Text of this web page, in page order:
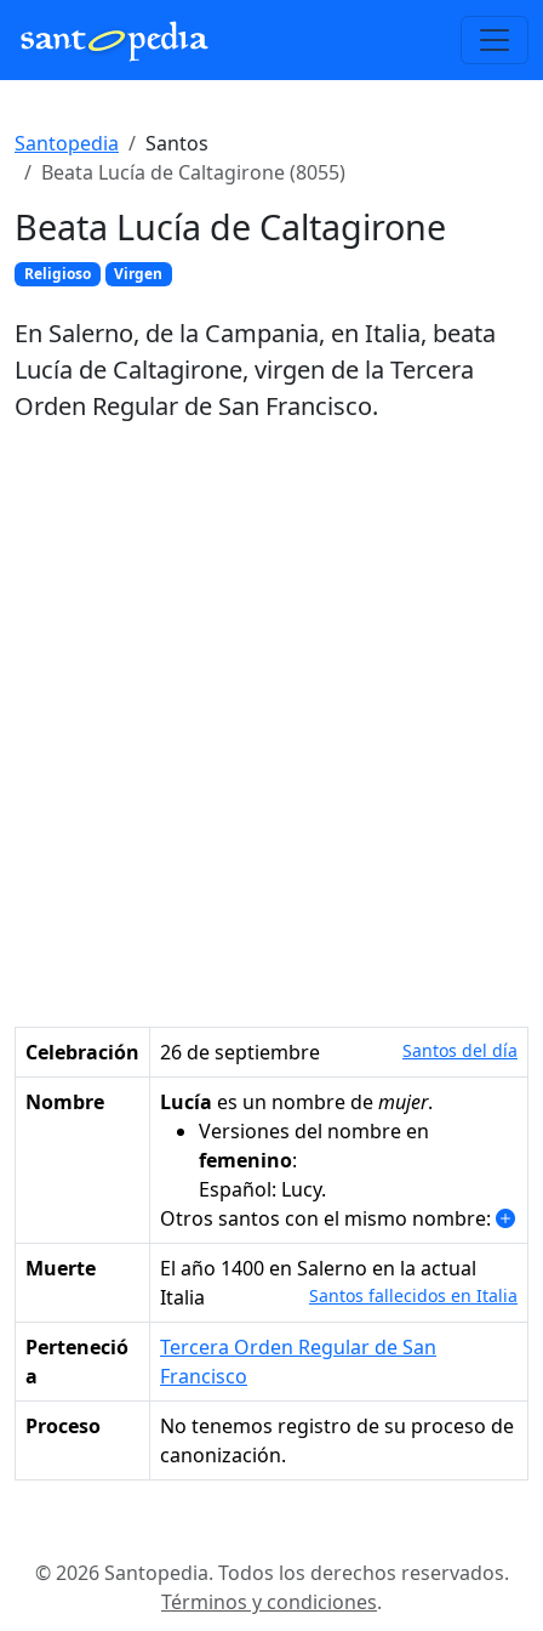
Santopedia
Santos
Beata Lucía de Caltagirone (8055)
Beata Lucía de Caltagirone
Religioso Virgen
En Salerno, de la Campania, en Italia, beata
Lucía de Caltagirone, virgen de la Tercera
Orden Regular de San Francisco.
Celebración 26 de septiembre Santos del día
Nombre Lucía es un nombre demujer.
Versiones del nombre en
femenino:
Español: Lucy.
Otros santos con el mismo nombre:
Muerte
el año 1400 en Salerno en la actual
Italia
Santos fallecidos en Italia
Perteneció
a
Tercera Orden Regular de San
Francisco
Proceso
No tenemos registro de su proceso de
canonización.
© 2026 Santopedia. Todos los derechos reservados.
Términos y condiciones.